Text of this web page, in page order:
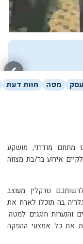
מפה חוות דעת
מתחם מודרני, מושקע
אירוע בר/בת מצווה
ב-לואי אירועים רעננה מעמידים לרשותכם טרקלין מעוצב
באווירת "לאונג' ניו יורקי", הכולל גם קומת גלריה בה תוכלו לארח את
והנערות חוגגים למטה.
את כל אמצעי ההפקה